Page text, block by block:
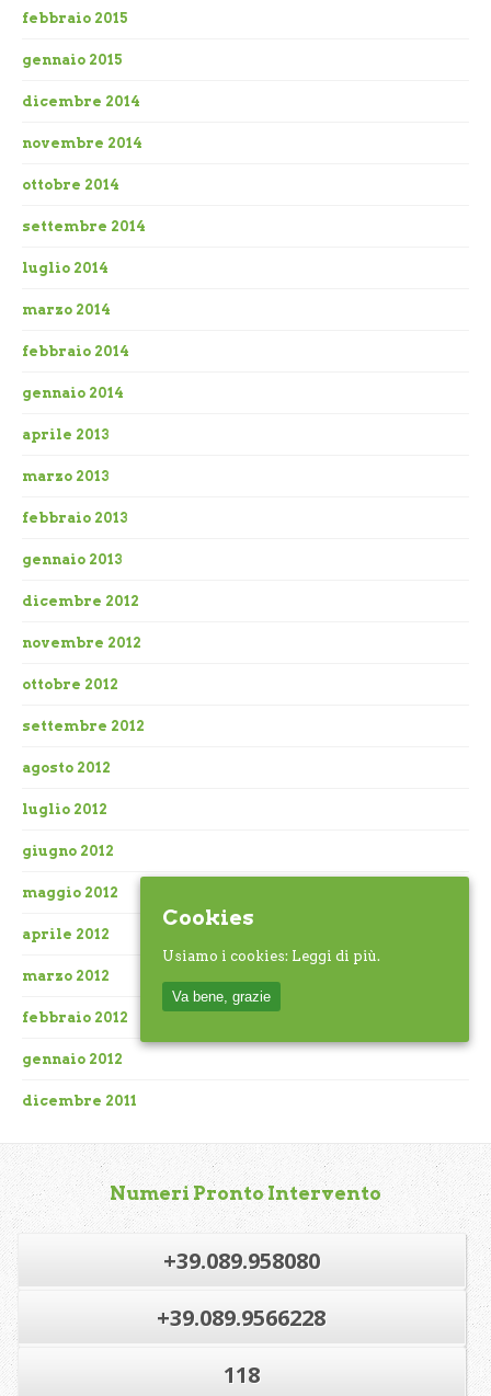
febbraio 2015
gennaio 2015
dicembre 2014
novembre 2014
ottobre 2014
settembre 2014
luglio 2014
marzo 2014
febbraio 2014
gennaio 2014
aprile 2013
marzo 2013
febbraio 2013
gennaio 2013
dicembre 2012
novembre 2012
ottobre 2012
settembre 2012
agosto 2012
luglio 2012
giugno 2012
maggio 2012
aprile 2012
marzo 2012
febbraio 2012
gennaio 2012
dicembre 2011
Numeri Pronto Intervento
+39.089.958080
+39.089.9566228
118
Cookies
Usiamo i cookies: Leggi di più.
Va bene, grazie